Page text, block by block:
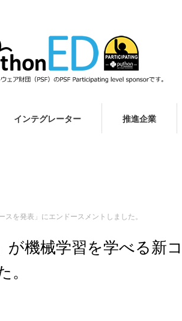
インテグレーター 推進企業
を発表」にエンドースメントしました。
が機械学習を学べる新コ